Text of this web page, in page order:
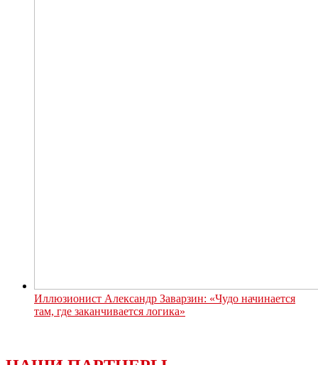
Иллюзионист Александр Заварзин: «Чудо начинается
там, где заканчивается логика»